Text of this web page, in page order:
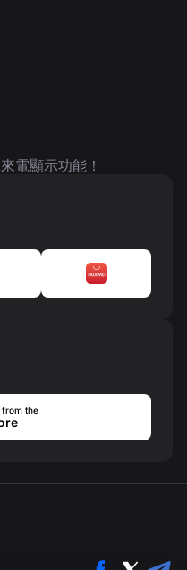
電顯示功能！
from the